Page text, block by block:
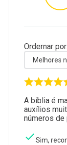
Ordernar por:
Melhores
A bíblia é
auxílios
números de
Sim,